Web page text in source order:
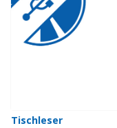
Tischleser